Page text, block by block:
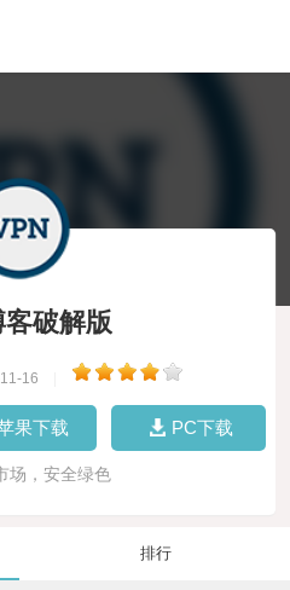
破解版
16
果下载 PC下载
场，安全绿色
排行